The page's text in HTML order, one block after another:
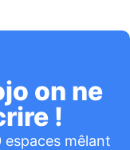
on ne
!
espaces mêlant